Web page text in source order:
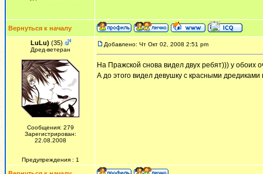
Вернуться к началу
LuLu) (35)
Дред-ветеран
Сообщения: 279
Зарегистрирован:
22.08.2008
Предупреждения : 1
Добавлено: Чт Окт 02, 2008 2:51 pm
На Пражской снова видел двух ребят))) у обоих
А до этого видел девушку с красными